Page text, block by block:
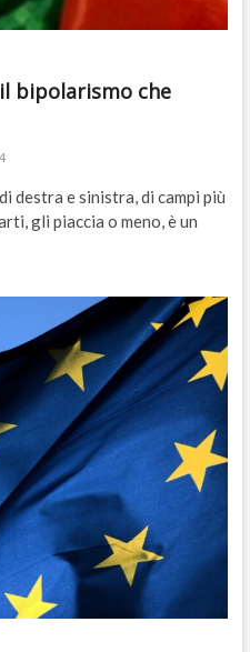
bipolarismo che
destra e sinistra, di campi più
gli piaccia o meno, è un